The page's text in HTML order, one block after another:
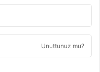
Unuttunuz mu?